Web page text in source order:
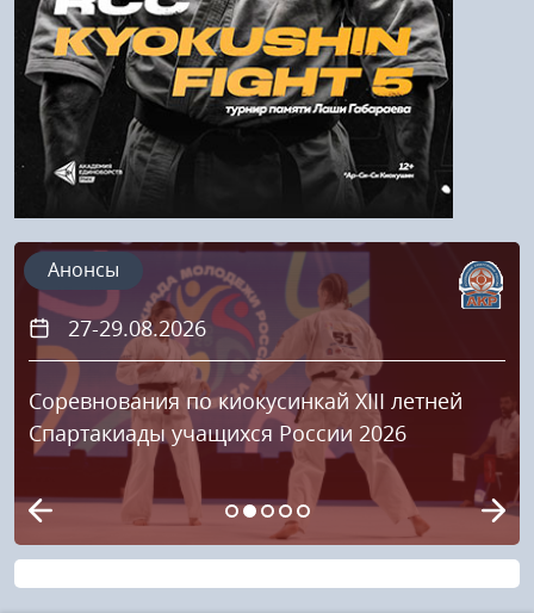
Регистрация
27-29.08.2026
Соревнования по киокусинкай XIII летней
Спартакиады учащихся России 2026
Анонсы